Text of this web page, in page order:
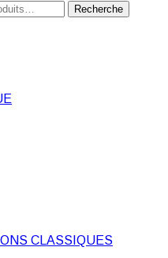
Recherche
CLASSIQUES